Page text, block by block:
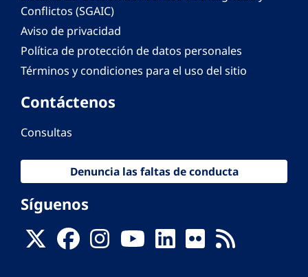
Conflictos (SGAIC)
Aviso de privacidad
Política de protección de datos personales
Términos y condiciones para el uso del sitio
Contáctenos
Consultas
Denuncia las faltas de conducta
Síguenos